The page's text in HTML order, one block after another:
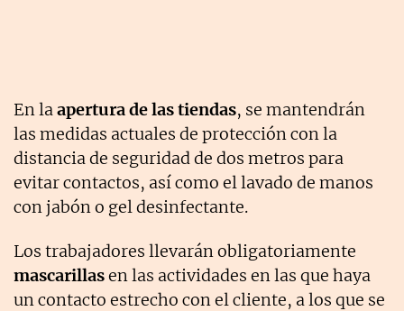
En laapertura de las tiendas, se mantendrán
las medidas actuales de protección con la
distancia de seguridad de dos metros para
evitar contactos, así como el lavado de manos
con jabón o gel desinfectante.
Los trabajadores llevarán obligatoriamente
mascarillasen las actividades en las que haya
un contacto estrecho con el cliente, a los que se